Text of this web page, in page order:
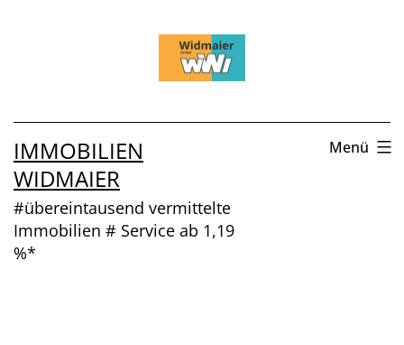
IMMOBILIEN
WIDMAIER
#übereintausend vermittelte
Immobilien # Service ab 1,19
%*
Menü